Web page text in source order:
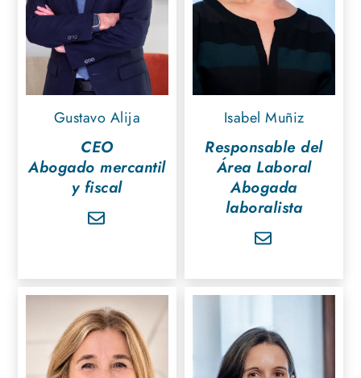
Gustavo Alija
CEO
Abogado mercantil
y fiscal
Isabel Muñiz
Responsable del
Área Laboral
Abogada
laboralista